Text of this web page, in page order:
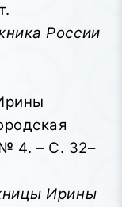
России
4. – С. 32–
Ирины